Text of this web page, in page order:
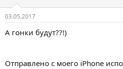
03.05.2017
А гонки будут??!)
Отправлено с моего iPhone